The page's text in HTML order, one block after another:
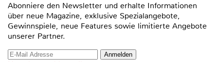
Abonniere den Newsletter und erhalte Informationen
über neue Magazine, exklusive Spezialangebote,
Gewinnspiele, neue Features sowie limitierte Angebote
unserer Partner.